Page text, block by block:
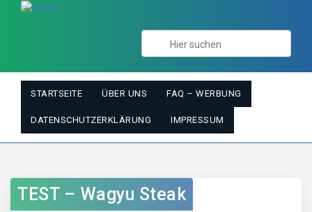
STARTSEITE ÜBER UNS FAQ – WERBUNG
DATENSCHUTZERKLÄRUNG IMPRESSUM
TEST – Wagyu Steak